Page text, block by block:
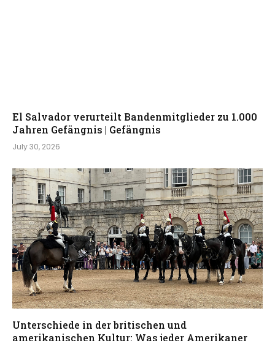
El Salvador verurteilt Bandenmitglieder zu 1.000
Jahren Gefängnis | Gefängnis
July 30, 2026
Unterschiede in der britischen und
amerikanischen Kultur: Was jeder Amerikaner